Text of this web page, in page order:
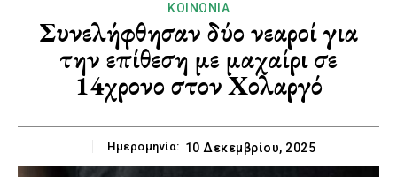
ΚΟΙΝΩΝΊΑ
Συνελήφθησαν δύο νεαροί για
την επίθεση με μαχαίρι σε
14χρονο στον Χολαργό
Ημερομηνία: 10 Δεκεμβρίου, 2025